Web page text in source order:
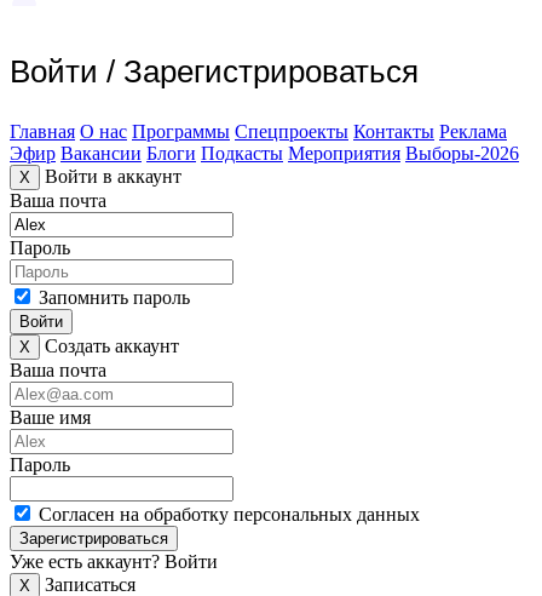
Войти / Зарегистрироваться
Главная О нас Программы Спецпроекты Контакты Реклама
Эфир Вакансии Блоги Подкасты Мероприятия Выборы-2026
X
Войти в аккаунт
Ваша почта
Пароль
Запомнить пароль
Войти
X
Создать аккаунт
Ваша почта
Ваше имя
Пароль
Согласен на обработку персональных данных
Зарегистрироваться
Уже есть аккаунт? Войти
X
Записаться